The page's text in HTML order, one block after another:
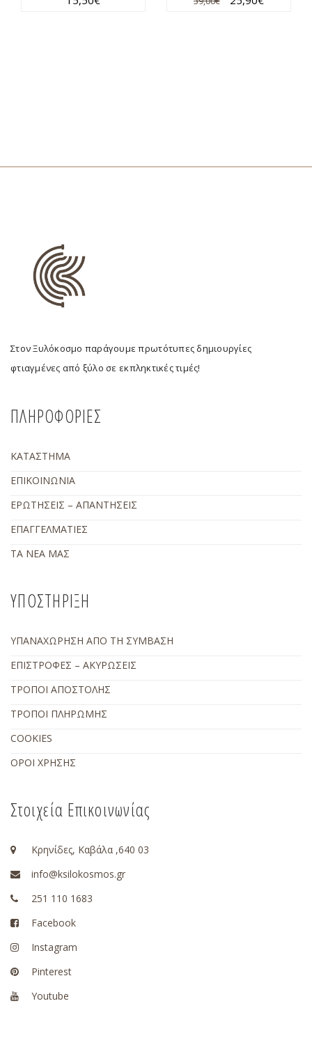
Στον Ξυλόκοσμο παράγουμε πρωτότυπες δημιουργίες
φτιαγμένες από ξύλο σε εκπληκτικές τιμές!
ΠΛΗΡΟΦΟΡΙΕΣ
ΚΑΤΑΣΤΗΜΑ
ΕΠΙΚΟΙΝΩΝΙΑ
ΕΡΩΤΗΣΕΙΣ – ΑΠΑΝΤΗΣΕΙΣ
ΕΠΑΓΓΕΛΜΑΤΙΕΣ
ΤΑ ΝΕΑ ΜΑΣ
ΥΠΟΣΤΗΡΙΞΗ
ΥΠΑΝΑΧΩΡΗΣΗ ΑΠΟ ΤΗ ΣΥΜΒΑΣΗ
ΕΠΙΣΤΡΟΦΕΣ – ΑΚΥΡΩΣΕΙΣ
ΤΡΟΠΟΙ ΑΠΟΣΤΟΛΗΣ
ΤΡΟΠΟΙ ΠΛΗΡΩΜΗΣ
COOKIES
ΟΡΟΙ ΧΡΗΣΗΣ
Στοιχεία Επικοινωνίας
Κρηνίδες, Καβάλα ,640 03
info@ksilokosmos.gr
251 110 1683
Facebook
Instagram
Pinterest
Youtube